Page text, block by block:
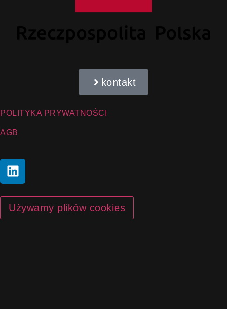
kontakt
POLITYKA PRYWATNOŚCI
AGB
Używamy plików cookies